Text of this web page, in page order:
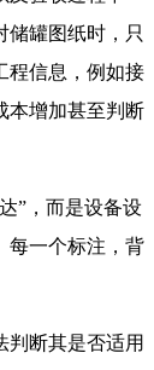
储罐图纸时，只
程信息，例如接
本增加甚至判断
”，而是设备设
每一个标注，背
判断其是否适用